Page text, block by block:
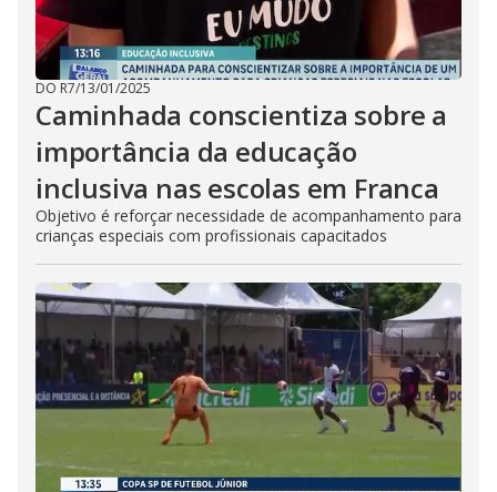
DO R7/13/01/2025
Caminhada conscientiza sobre a
importância da educação
inclusiva nas escolas em Franca
Objetivo é reforçar necessidade de acompanhamento para
crianças especiais com profissionais capacitados